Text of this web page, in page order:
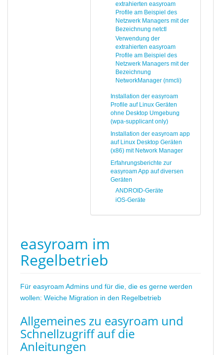
extrahierten easyroam
Profile am Beispiel des
Netzwerk Managers mit der
Bezeichnung netctl
Verwendung der
extrahierten easyroam
Profile am Beispiel des
Netzwerk Managers mit der
Bezeichnung
NetworkManager (nmcli)
Installation der easyroam
Profile auf Linux Geräten
ohne Desktop Umgebung
(wpa-supplicant only)
Installation der easyroam app
auf Linux Desktop Geräten
(x86) mit Network Manager
Erfahrungsberichte zur
easyroam App auf diversen
Geräten
ANDROID-Geräte
iOS-Geräte
easyroam im
Regelbetrieb
Für easyroam Admins und für die, die es gerne werden
wollen: Weiche Migration in den Regelbetrieb
Allgemeines zu easyroam und
Schnellzugriff auf die
Anleitungen